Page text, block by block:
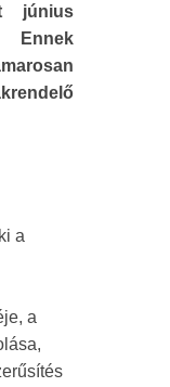
június
a
a